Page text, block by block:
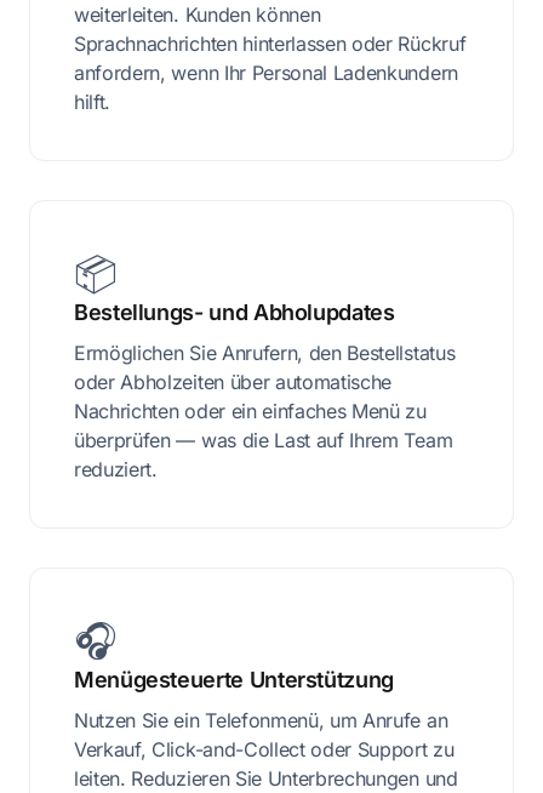
weiterleiten. Kunden können
Sprachnachrichten hinterlassen oder Rückruf
anfordern, wenn Ihr Personal Ladenkundern
hilft.
📦
Bestellungs- und Abholupdates
Ermöglichen Sie Anrufern, den Bestellstatus
oder Abholzeiten über automatische
Nachrichten oder ein einfaches Menü zu
überprüfen — was die Last auf Ihrem Team
reduziert.
🎧
Menügesteuerte Unterstützung
Nutzen Sie ein Telefonmenü, um Anrufe an
Verkauf, Click-and-Collect oder Support zu
leiten. Reduzieren Sie Unterbrechungen und